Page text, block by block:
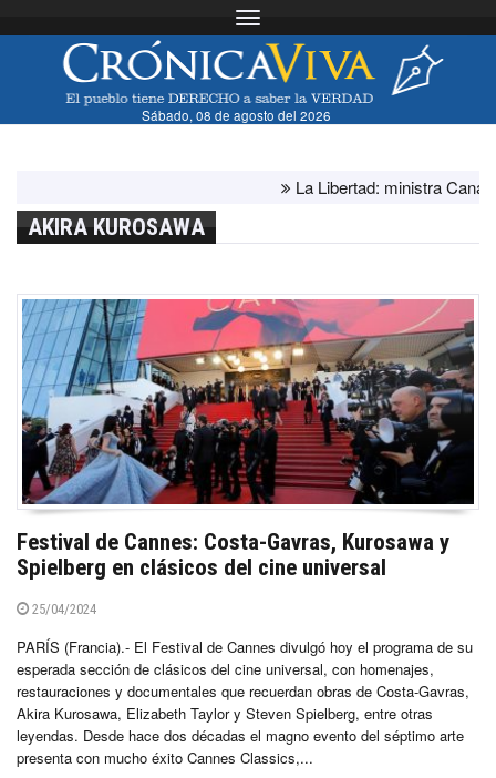
Toggle navigation
Sábado, 08 de agosto del 2026
La Libertad: ministra Canales
AKIRA KUROSAWA
Festival de Cannes: Costa-Gavras, Kurosawa y
Spielberg en clásicos del cine universal
25/04/2024
PARÍS (Francia).- El Festival de Cannes divulgó hoy el programa de su
esperada sección de clásicos del cine universal, con homenajes,
restauraciones y documentales que recuerdan obras de Costa-Gavras,
Akira Kurosawa, Elizabeth Taylor y Steven Spielberg, entre otras
leyendas. Desde hace dos décadas el magno evento del séptimo arte
presenta con mucho éxito Cannes Classics,...